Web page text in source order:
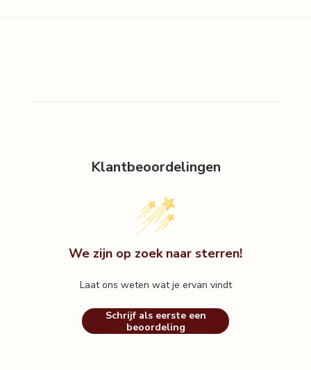
Klantbeoordelingen
We zijn op zoek naar sterren!
Laat ons weten wat je ervan vindt
Schrijf als eerste een
beoordeling